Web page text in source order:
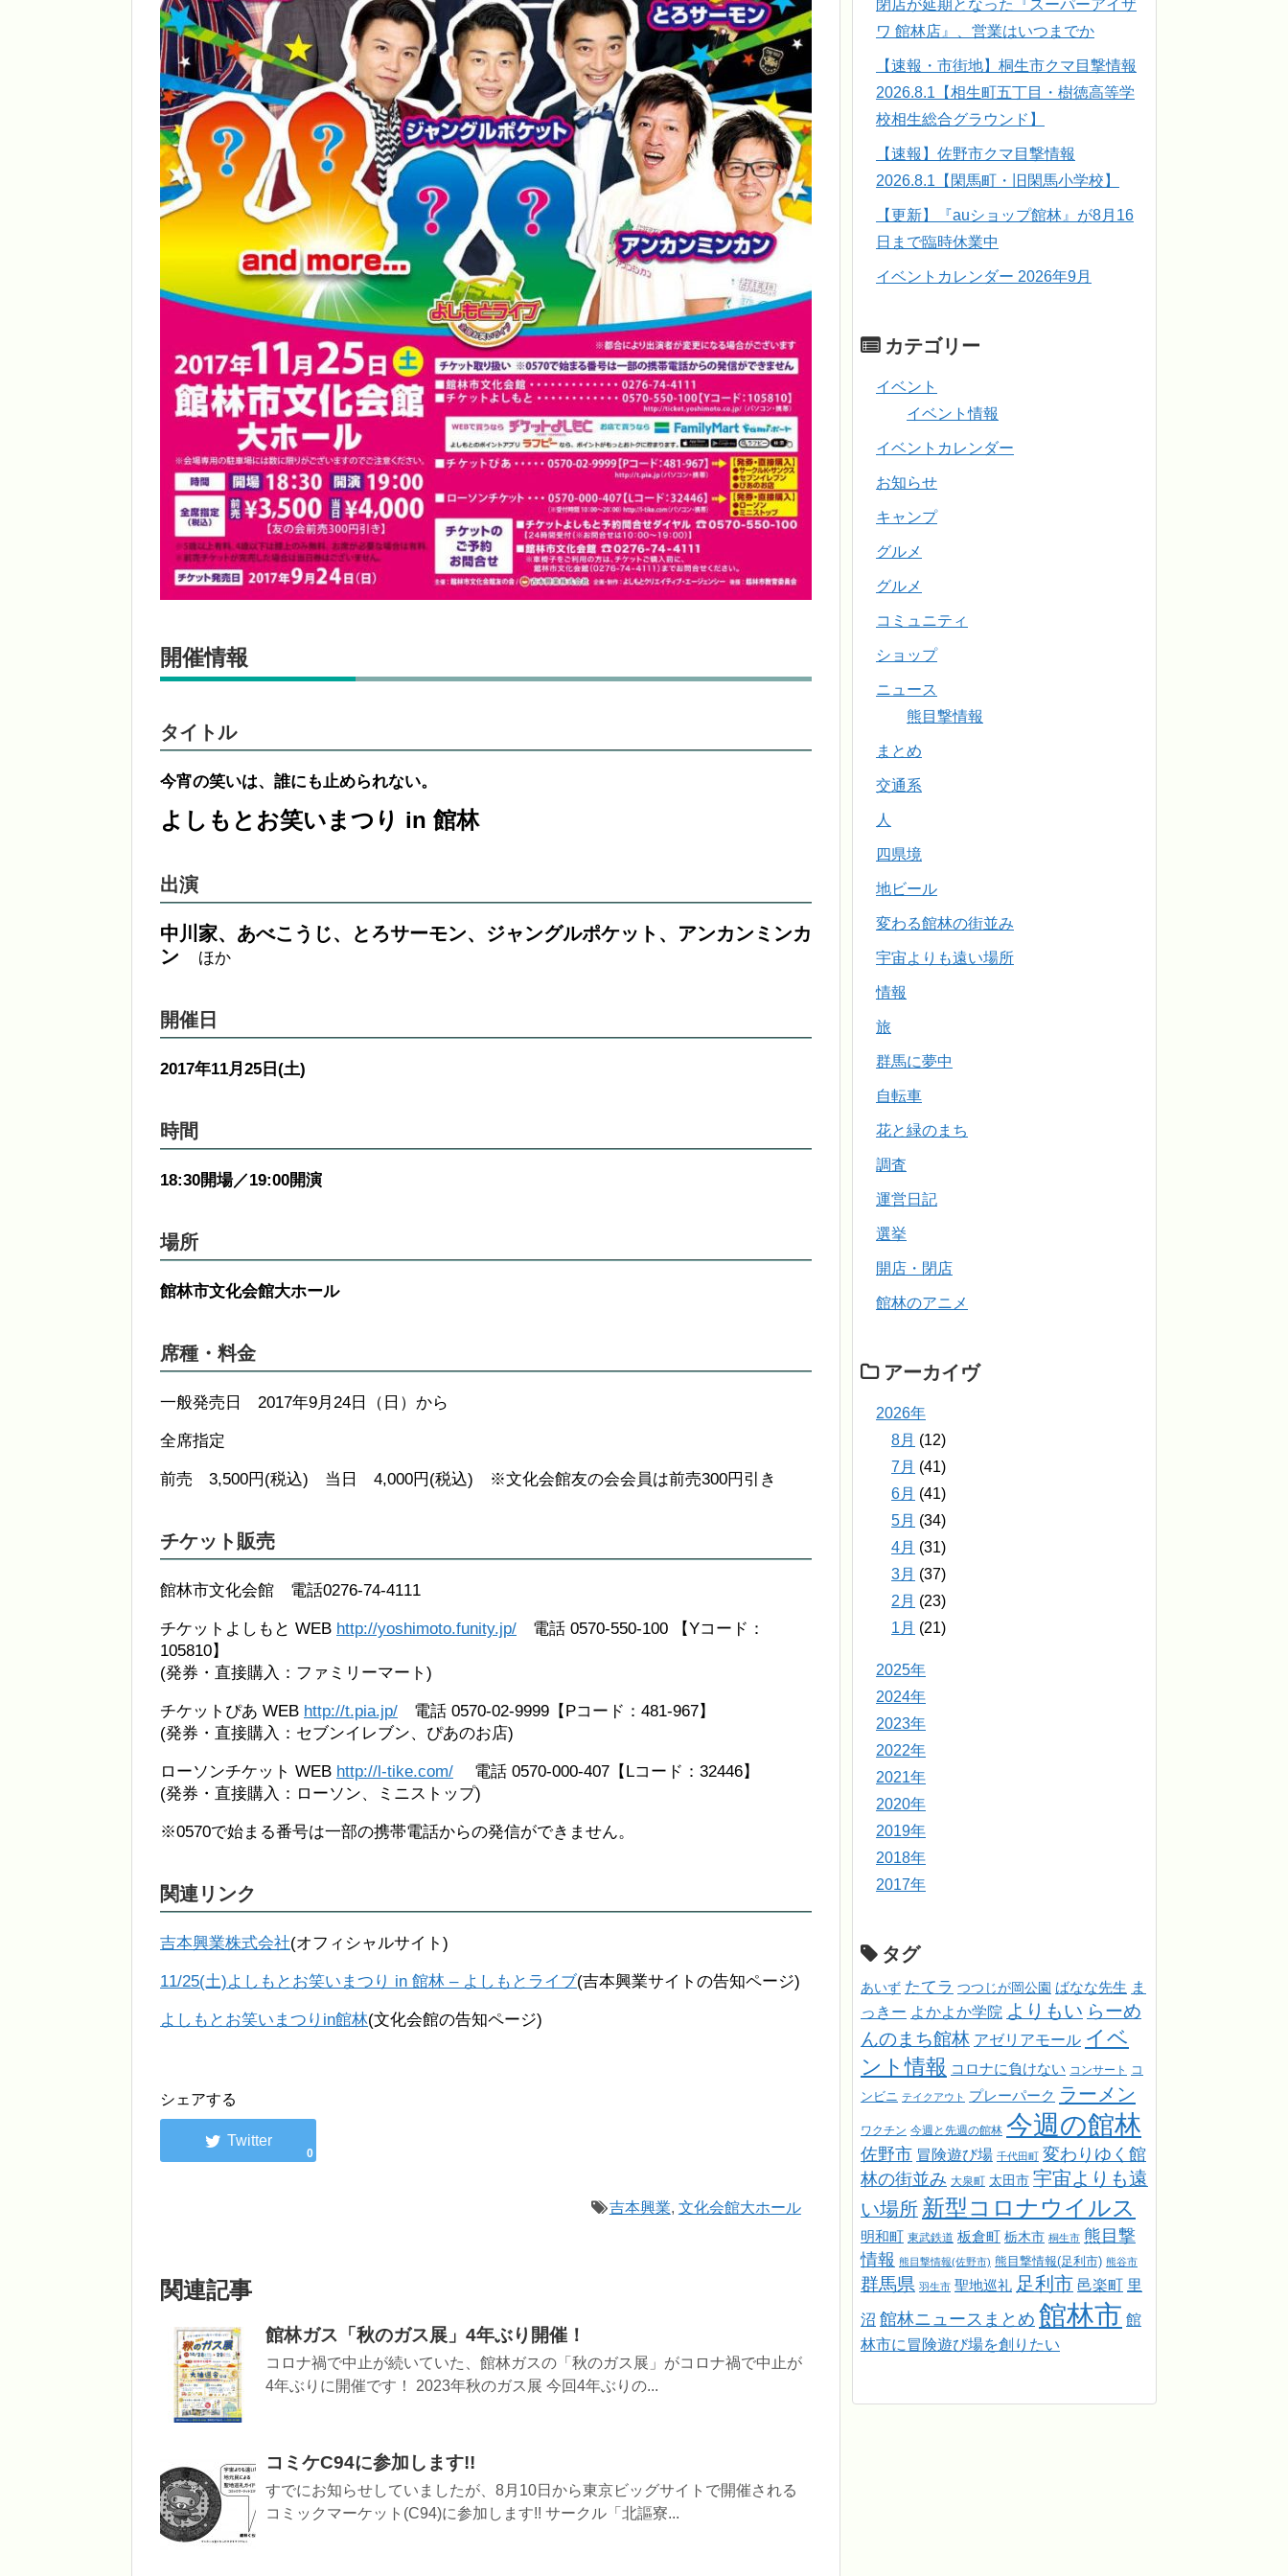
開催情報
タイトル
今宵の笑いは、誰にも止められない。
よしもとお笑いまつり in 館林
出演
中川家、あべこうじ、とろサーモン、ジャングルポケット、アンカンミンカ
ン
ほか
開催日
2017年11月25日(土)
時間
18:30開場／19:00開演
場所
館林市文化会館大ホール
席種・料金
一般発売日 2017年9月24日（日）から
全席指定
前売 3,500円(税込) 当日 4,000円(税込) ※文化会館友の会会員は前売300円引き
チケット販売
館林市文化会館 電話0276-74-4111
チケットよしもと WEB http://yoshimoto.funity.jp/ 電話 0570-550-100 【Yコード：
105810】
(発券・直接購入：ファミリーマート)
チケットぴあ WEB http://t.pia.jp/ 電話 0570-02-9999【Pコード：481-967】
(発券・直接購入：セブンイレブン、ぴあのお店)
ローソンチケット WEB http://l-tike.com/ 電話 0570-000-407【Lコード：32446】
(発券・直接購入：ローソン、ミニストップ)
※0570で始まる番号は一部の携帯電話からの発信ができません。
関連リンク
吉本興業株式会社(オフィシャルサイト)
11/25(土)よしもとお笑いまつり in 館林 – よしもとライブ(吉本興業サイトの告知ページ)
よしもとお笑いまつりin館林(文化会館の告知ページ)
シェアする
0
吉本興業, 文化会館大ホール
関連記事
館林ガス「秋のガス展」4年ぶり開催！
コロナ禍で中止が続いていた、館林ガスの「秋のガス展」がコロナ禍で中止が
4年ぶりに開催です！ 2023年秋のガス展 今回4年ぶりの...
コミケC94に参加します!!
すでにお知らせしていましたが、8月10日から東京ビッグサイトで開催される
コミックマーケット(C94)に参加します!! サークル「北謳寮...
閉店が延期となった『スーパーアイザ
ワ 館林店』、営業はいつまでか
【速報・市街地】桐生市クマ目撃情報
2026.8.1【相生町五丁目・樹徳高等学
校相生総合グラウンド】
【速報】佐野市クマ目撃情報
2026.8.1【閑馬町・旧閑馬小学校】
【更新】『auショップ館林』が8月16
日まで臨時休業中
イベントカレンダー 2026年9月
カテゴリー
イベント
イベント情報
イベントカレンダー
お知らせ
キャンプ
グルメ
グルメ
コミュニティ
ショップ
ニュース
熊目撃情報
まとめ
交通系
人
四県境
地ビール
変わる館林の街並み
宇宙よりも遠い場所
情報
旅
群馬に夢中
自転車
花と緑のまち
調査
運営日記
選挙
開店・閉店
館林のアニメ
アーカイヴ
2026年
8月 (12)
7月 (41)
6月 (41)
5月 (34)
4月 (31)
3月 (37)
2月 (23)
1月 (21)
2025年
2024年
2023年
2022年
2021年
2020年
2019年
2018年
2017年
タグ
あいず たてラ つつじが岡公園 ばなな先生 ま
っきー よかよか学院 よりもい らーめ
んのまち館林 アゼリアモール イベ
ント情報 コロナに負けない コンサート
コ
ンビニ テイクアウト プレーパーク ラーメン
ワクチン 今週と先週の館林 今週の館林
佐野市 冒険遊び場 千代田町
変わりゆく館
林の街並み 大泉町 太田市 宇宙よりも遠
い場所 新型コロナウイルス
明和町 東武鉄道 板倉町 栃木市 桐生市 熊目撃
情報 熊目撃情報(佐野市) 熊目撃情報(足利市) 熊谷市
群馬県 羽生市 聖地巡礼 足利市 邑楽町 里
沼 館林ニュースまとめ 館林市 館
林市に冒険遊び場を創りたい